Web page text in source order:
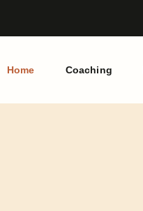
Home Coaching